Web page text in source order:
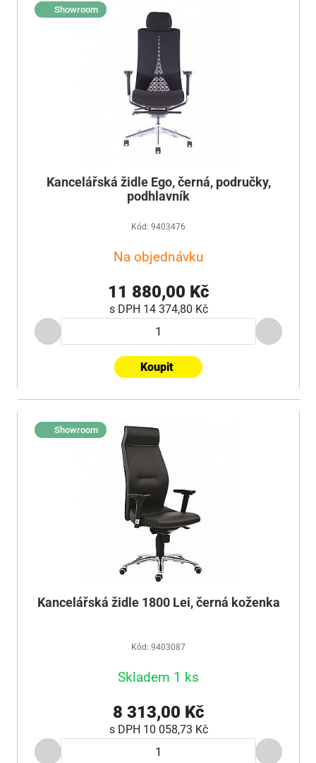
Showroom
Kancelářská židle Ego, černá, područky,
podhlavník
Kód: 9403476
Na objednávku
11 880,00 Kč
s DPH 14 374,80 Kč
Koupit
Showroom
Kancelářská židle 1800 Lei, černá koženka
Kód: 9403087
Skladem 1 ks
8 313,00 Kč
s DPH 10 058,73 Kč